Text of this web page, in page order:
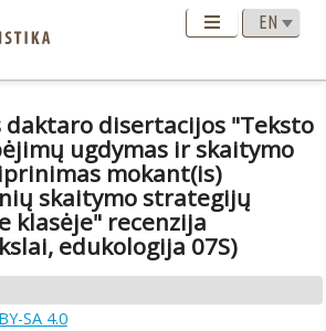
daktaro disertacijos "Teksto
ugdymas ir skaitymo
mokant(is)
skaitymo strategijų
klasėje" recenzija
edukologija 07S)
SA 4.0